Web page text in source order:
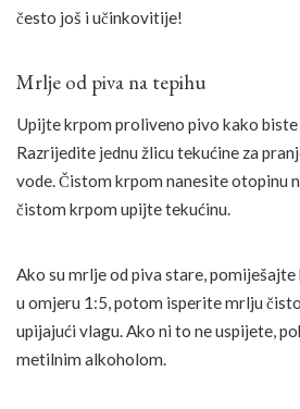
često još i učinkovitije!
Mrlje od piva na tepihu
Upijte krpom proliveno pivo kako
Razrijedite jednu žlicu tekućine za
vode. Čistom krpom nanesite otopinu
čistom krpom upijte tekućinu.
Ako su mrlje od piva stare,
u omjeru 1:5, potom isperite mrlju
upijajući vlagu. Ako ni to ne uspijete,
metilnim alkoholom.